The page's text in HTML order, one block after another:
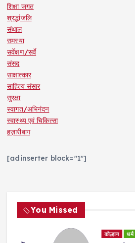
शिक्षा जगत
श्रद्धांजलि
संथाल
समस्या
सर्वेक्षण/सर्वे
संसद
साक्षात्कार
साहित्य संसार
सुरक्षा
स्वागत/अभिनंदन
स्वास्थ्य एवं चिकित्सा
हज़ारीबाग
[adinserter block="1"]
You Missed
कोल्हान धर्म समाज